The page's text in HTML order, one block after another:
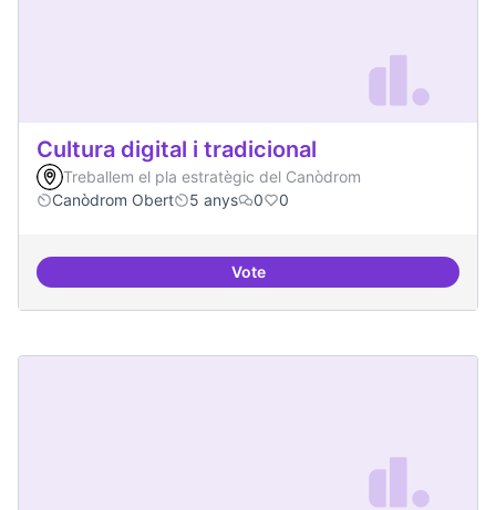
Cultura digital i tradicional
Treballem el pla estratègic del Canòdrom
Canòdrom Obert
5 anys 0 0
VoteCultura digital i tradicional